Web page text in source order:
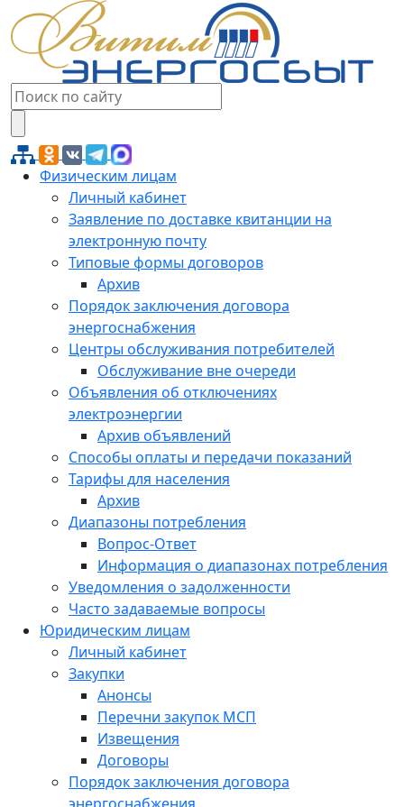
Физическим лицам
Личный кабинет
Заявление по доставке квитанции на
электронную почту
Типовые формы договоров
Архив
Порядок заключения договора
энергоснабжения
Центры обслуживания потребителей
Обслуживание вне очереди
Объявления об отключениях
электроэнергии
Архив объявлений
Способы оплаты и передачи показаний
Тарифы для населения
Архив
Диапазоны потребления
Вопрос-Ответ
Информация о диапазонах потребления
Уведомления о задолженности
Часто задаваемые вопросы
Юридическим лицам
Личный кабинет
Закупки
Анонсы
Перечни закупок МСП
Извещения
Договоры
Порядок заключения договора